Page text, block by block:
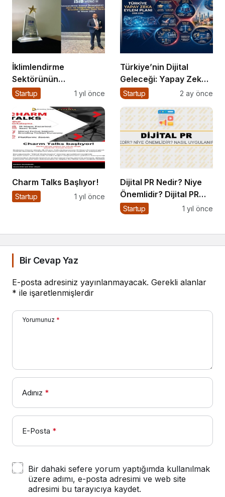
İklimlendirme
Sektörünün
Geleceğine Yönelik
Gelişmeler Üzerine
Önemli Bir Etkinlik
Gerçekleşti
Startup 1 yıl önce
Türkiye’nin Dijital
Geleceği: Yapay Zeka
Çağında “BİLGE”
Startup 2 ay önce
Charm Talks Başlıyor!
Startup 1 yıl önce
Dijital PR Nedir? Niye
Önemlidir? Dijital PR
Nasıl Uygulanır?
Startup 1 yıl önce
Bir Cevap Yaz
E-posta adresiniz yayınlanmayacak. Gerekli alanlar
* ile işaretlenmişlerdir
Yorumunuz *
Adınız *
E-Posta *
Bir dahaki sefere yorum yaptığımda kullanılmak
üzere adımı, e-posta adresimi ve web site
adresimi bu tarayıcıya kaydet.